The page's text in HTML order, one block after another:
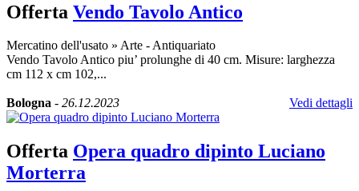
Offerta Vendo Tavolo Antico
Mercatino dell'usato » Arte - Antiquariato
Vendo Tavolo Antico piu’ prolunghe di 40 cm. Misure: larghezza
cm 112 x cm 102,...
Bologna - 26.12.2023 Vedi dettagli
Offerta Opera quadro dipinto Luciano
Morterra